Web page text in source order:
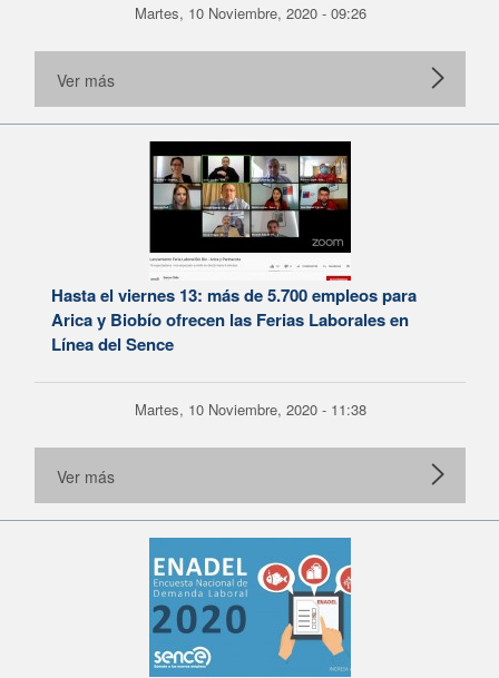
Martes, 10 Noviembre, 2020 - 09:26
Ver más
Hasta el viernes 13: más de 5.700 empleos para
Arica y Biobío ofrecen las Ferias Laborales en
Línea del Sence
Martes, 10 Noviembre, 2020 - 11:38
Ver más